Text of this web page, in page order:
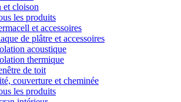
et cloison
les produits
et accessoires
de plâtre et accessoires
acoustique
thermique
de toit
couverture et cheminée
les produits